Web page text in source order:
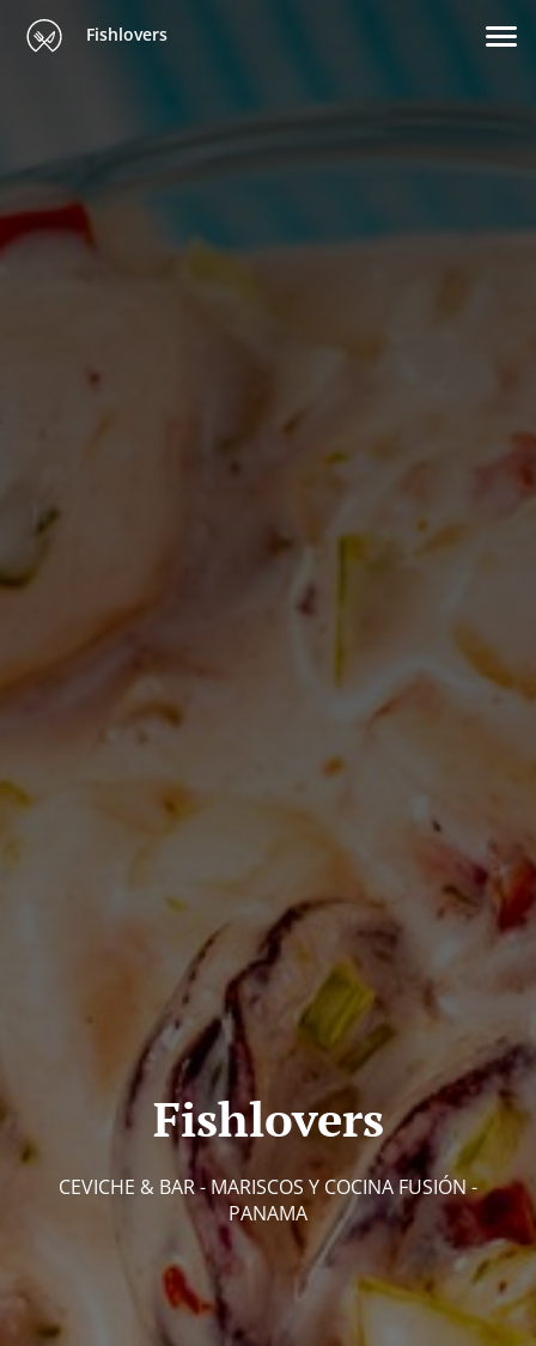
Fishlovers
Fishlovers
CEVICHE & BAR - MARISCOS Y COCINA FUSIÓN -
PANAMA